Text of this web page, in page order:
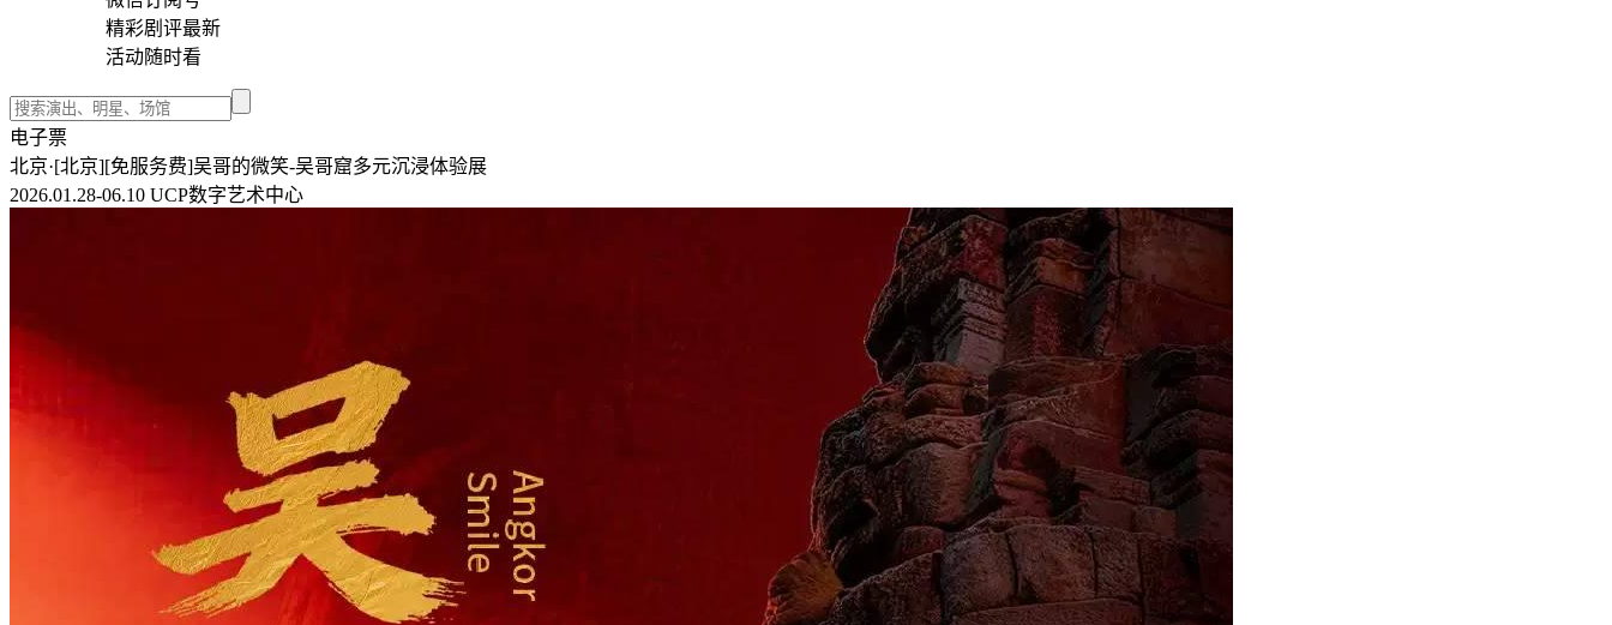
精彩剧评最新
活动随时看
电子票
北京·[北京][免服务费]吴哥的微笑-吴哥窟多元沉浸体验展
2026.01.28-06.10 UCP数字艺术中心